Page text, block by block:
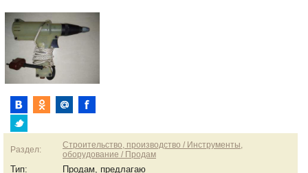
Раздел:
Строительство, производство / Инструменты,
оборудование / Продам
Тип: Продам, предлагаю